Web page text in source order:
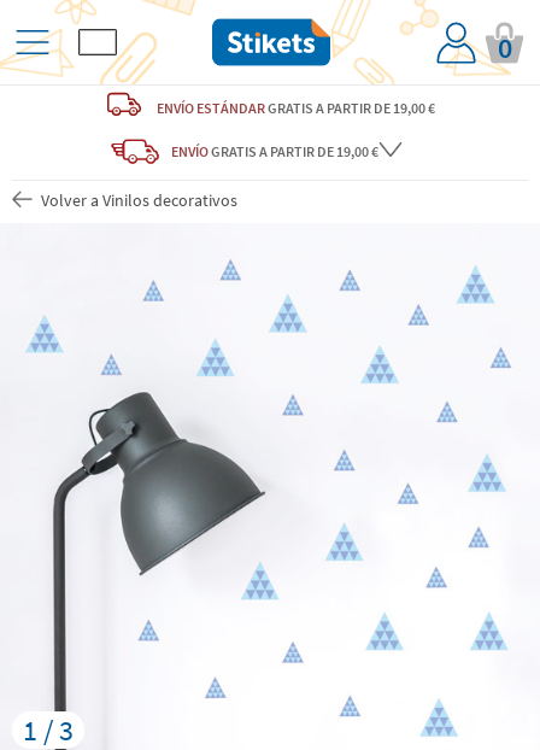
0
ENVÍO ESTÁNDARGRATIS A PARTIR DE 19,00 €
ENVÍOGRATIS A PARTIR DE 19,00 €
Volver a Vinilos decorativos
1 / 3